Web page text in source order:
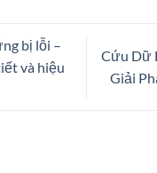
bị lỗi –
và hiệu
Cứu Dữ
Giải